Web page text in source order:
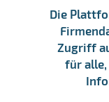
Die
Zugriff
für